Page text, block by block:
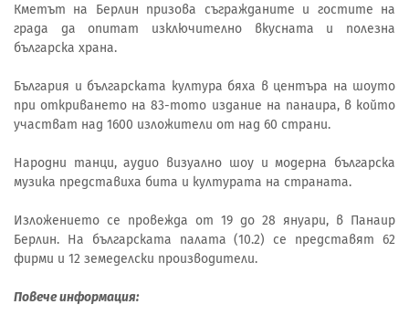
Кметът на Берлин призова съгражданите и гостите на
града да опитат изключително вкусната и полезна
българска храна.
България и българската култура бяха в центъра на шоуто
при откриването на 83-тото издание на панаира, в който
участват над 1600 изложители от над 60 страни.
Народни танци, аудио визуално шоу и модерна българска
музика представиха бита и културата на страната.
Изложението се провежда от 19 до 28 януари, в Панаир
Берлин. На българската палата (10.2) се представят 62
фирми и 12 земеделски производители.
Повече информация: